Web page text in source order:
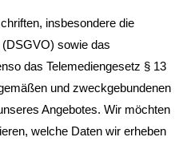
insbesondere die
sowie das
das Telemediengesetz § 13
und zweckgebundenen
Angebotes. Wir möchten
welche Daten wir erheben